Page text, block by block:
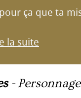
ça que ta
la suite
-